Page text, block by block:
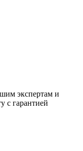
экспертам и
с гарантией